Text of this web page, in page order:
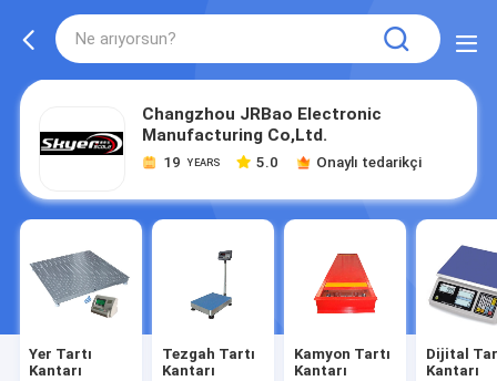
Changzhou JRBao Electronic
Manufacturing Co,Ltd.
19 YEARS 5.0 Onaylı tedarikçi
Yer Tartı
Kantarı
Tezgah Tartı
Kantarı
Kamyon Tartı
Kantarı
Dijital
Kantarı